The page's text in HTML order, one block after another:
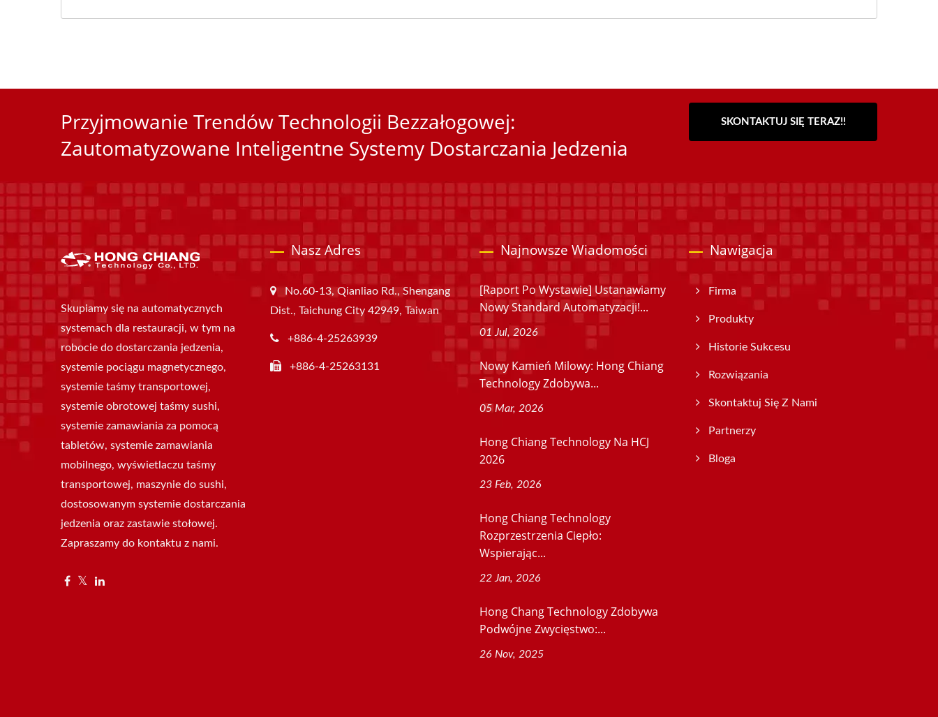
Przyjmowanie Trendów Technologii Bezzałogowej:
Zautomatyzowane Inteligentne Systemy Dostarczania Jedzenia
SKONTAKTUJ SIĘ TERAZ!!
Skupiamy się na automatycznych
systemach dla restauracji, w tym na
robocie do dostarczania jedzenia,
systemie pociągu magnetycznego,
systemie taśmy transportowej,
systemie obrotowej taśmy sushi,
systemie zamawiania za pomocą
tabletów, systemie zamawiania
mobilnego, wyświetlaczu taśmy
transportowej, maszynie do sushi,
dostosowanym systemie dostarczania
jedzenia oraz zastawie stołowej.
Zapraszamy do kontaktu z nami.
Nasz Adres
No.60-13, Qianliao Rd., Shengang
Dist., Taichung City 42949, Taiwan
+886-4-25263939
+886-4-25263131
Najnowsze Wiadomości
[Raport Po Wystawie] Ustanawiamy
Nowy Standard Automatyzacji!...
01 Jul, 2026
Nowy Kamień Milowy: Hong Chiang
Technology Zdobywa...
05 Mar, 2026
Hong Chiang Technology Na HCJ
2026
23 Feb, 2026
Hong Chiang Technology
Rozprzestrzenia Ciepło:
Wspierając...
22 Jan, 2026
Hong Chang Technology Zdobywa
Podwójne Zwycięstwo:...
26 Nov, 2025
Nawigacja
Firma
Produkty
Historie Sukcesu
Rozwiązania
Skontaktuj Się Z Nami
Partnerzy
Bloga